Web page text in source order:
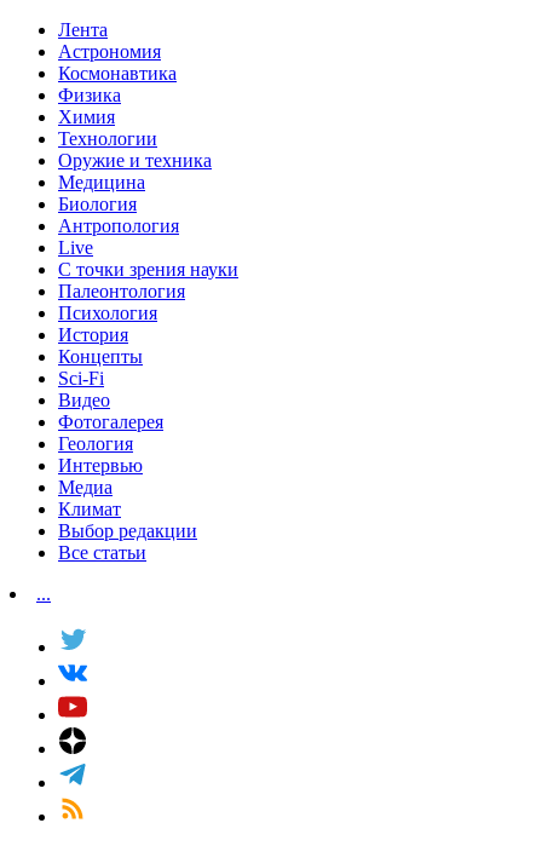
Лента
Астрономия
Космонавтика
Физика
Химия
Технологии
Оружие и техника
Медицина
Биология
Антропология
Live
С точки зрения науки
Палеонтология
Психология
История
Концепты
Sci-Fi
Видео
Фотогалерея
Геология
Интервью
Медиа
Климат
Выбор редакции
Все статьи
...